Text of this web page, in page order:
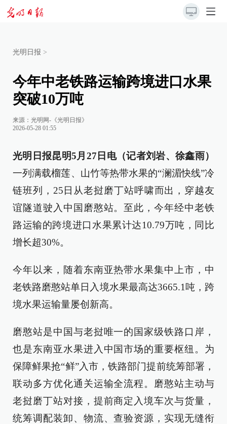
光明日报 >
今年中老铁路运输跨境进口水果
突破10万吨
来源： 光明网-《光明日报》
2026-05-28 01:55
光明日报昆明5月27日电（记者刘岩、徐鑫雨）
一列满载榴莲、山竹等热带水果的“澜湄快线”冷
链班列，25日从老挝磨丁站呼啸而出，穿越友
谊隧道驶入中国磨憨站。至此，今年经中老铁
路运输的跨境进口水果累计达10.79万吨，同比
增长超30%。
今年以来，随着东南亚热带水果集中上市，中
老铁路磨憨站单日入境水果最高达3665.1吨，跨
境水果运输量屡创新高。
磨憨站是中国与老挝唯一的国家级铁路口岸，
也是东南亚水果进入中国市场的重要枢纽。为
保障鲜果抢“鲜”入市，铁路部门提前统筹部署，
联动多方优化通关运输全流程。磨憨站主动与
老挝磨丁站对接，提前商定入境车次与货量，
统筹调配装卸、物流、查验资源，实现无缝衔